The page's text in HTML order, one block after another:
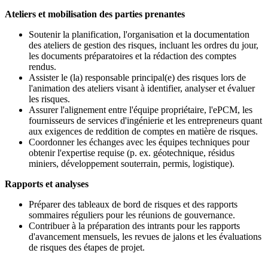
Ateliers et mobilisation des parties prenantes
Soutenir la planification, l'organisation et la documentation
des ateliers de gestion des risques, incluant les ordres du jour,
les documents préparatoires et la rédaction des comptes
rendus.
Assister le (la) responsable principal(e) des risques lors de
l'animation des ateliers visant à identifier, analyser et évaluer
les risques.
Assurer l'alignement entre l'équipe propriétaire, l'ePCM, les
fournisseurs de services d'ingénierie et les entrepreneurs quant
aux exigences de reddition de comptes en matière de risques.
Coordonner les échanges avec les équipes techniques pour
obtenir l'expertise requise (p. ex. géotechnique, résidus
miniers, développement souterrain, permis, logistique).
Rapports et analyses
Préparer des tableaux de bord de risques et des rapports
sommaires réguliers pour les réunions de gouvernance.
Contribuer à la préparation des intrants pour les rapports
d'avancement mensuels, les revues de jalons et les évaluations
de risques des étapes de projet.